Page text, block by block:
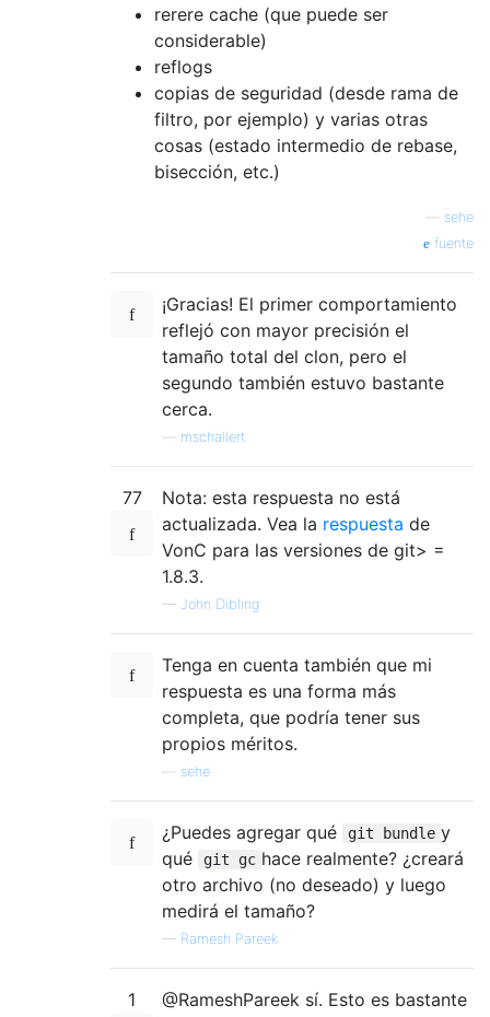
rerere cache (que puede ser
considerable)
reflogs
copias de seguridad (desde rama de
filtro, por ejemplo) y varias otras
cosas (estado intermedio de rebase,
bisección, etc.)
sehe
fuente
¡Gracias! El primer comportamiento
reflejó con mayor precisión el
tamaño total del clon, pero el
segundo también estuvo bastante
cerca.
mschallert
77
Nota: esta respuesta no está
actualizada. Vea la respuesta de
VonC para las versiones de git> =
1.8.3.
— John Dibling
Tenga en cuenta también que mi
respuesta es una forma más
completa, que podría tener sus
propios méritos.
sehe
¿Puedes agregar qué git bundle y
qué
git gc hace realmente? ¿creará
otro archivo (no deseado) y luego
medirá el tamaño?
— Ramesh Pareek
1
@RameshPareek sí. Esto es bastante